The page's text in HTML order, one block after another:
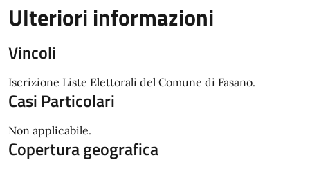
Ulteriori informazioni
Vincoli
Iscrizione Liste Elettorali del Comune di Fasano.
Casi Particolari
Non applicabile.
Copertura geografica